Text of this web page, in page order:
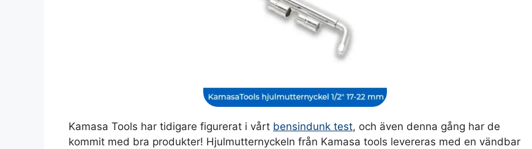
Kamasa Tools har tidigare figurerat i vårt bensindunk test, och även denna gång har de
kommit med bra produkter! Hjulmutternyckeln från Kamasa tools levereras med en vändbar